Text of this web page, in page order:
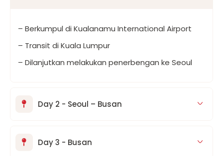
– Berkumpul di Kualanamu International Airport
– Transit di Kuala Lumpur
– Dilanjutkan melakukan penerbengan ke Seoul
Day 2 - Seoul – Busan
Day 3 - Busan